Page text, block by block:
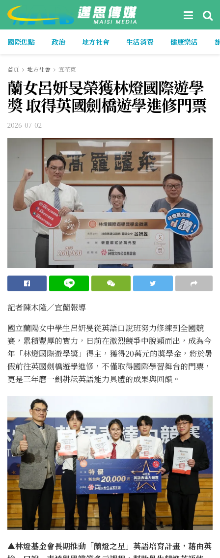
國際焦點 政治 地方社會 生活消費 健康樂活
首頁 地方社會 宜花東
蘭女呂妍旻榮獲林燈國際遊學
獎 取得英國劍橋遊學進修門票
2026-07-02
記者陳木隆∕宜蘭報導
國立蘭陽女中學生呂妍旻從英語口說班努力修練到全國競
賽，累積豐厚的實力，日前在激烈競爭中脫穎而出，成為今
年「林燈國際遊學獎」得主，獲得20萬元的獎學金，將於暑
假前往英國劍橋遊學進修，不僅取得國際學習舞台的門票，
更是三年磨一劍耕耘英語能力具體的成果與回饋。
▲林燈基金會長期推動「蘭燈之星」英語培育計畫，藉由英